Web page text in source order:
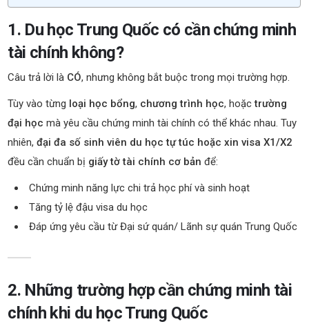
1. Du học Trung Quốc có cần chứng minh
tài chính không?
Câu trả lời là CÓ, nhưng không bắt buộc trong mọi trường hợp.
Tùy vào từng loại học bổng, chương trình học, hoặctrường
đại học mà yêu cầu chứng minh tài chính có thể khác nhau. Tuy
nhiên,đại đa số sinh viên du học tự túc hoặc xin visa X1/X2
đều cần chuẩn bị giấy tờ tài chính cơ bản để:
Chứng minh năng lực chi trả học phí và sinh hoạt
Tăng tỷ lệ đậu visa du học
Đáp ứng yêu cầu từ Đại sứ quán/ Lãnh sự quán Trung Quốc
2. Những trường hợp cần chứng minh tài
chính khi du học Trung Quốc